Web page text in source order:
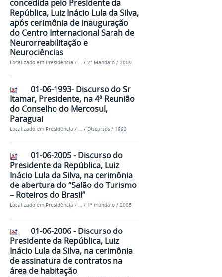
concedida pelo Presidente da
República, Luiz Inácio Lula da Silva,
após cerimônia de inauguração
do Centro Internacional Sarah de
Neurorreabilitação e
Neurociências
Localizado em Presidência / … / 2º Mandato / 2009
01-06-1993- Discurso do Sr
Itamar, Presidente, na 4ª Reunião
do Conselho do Mercosul,
Paraguai
Localizado em Presidência / … / Discursos / 1993
01-06-2005 - Discurso do
Presidente da República, Luiz
Inácio Lula da Silva, na cerimônia
de abertura do “Salão do Turismo
– Roteiros do Brasil”
Localizado em Presidência / … / 1º mandato / 2005
01-06-2006 - Discurso do
Presidente da República, Luiz
Inácio Lula da Silva, na cerimônia
de assinatura de contratos na
área de habitação